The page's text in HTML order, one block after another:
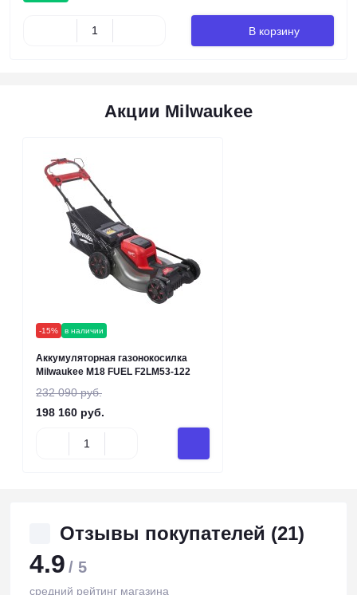
В корзину
Акции Milwaukee
-15% в наличии
Аккумуляторная газонокосилка
Milwaukee M18 FUEL F2LM53-122
232 090 руб.
198 160 руб.
Отзывы покупателей (21)
4.9 / 5
средний рейтинг магазина